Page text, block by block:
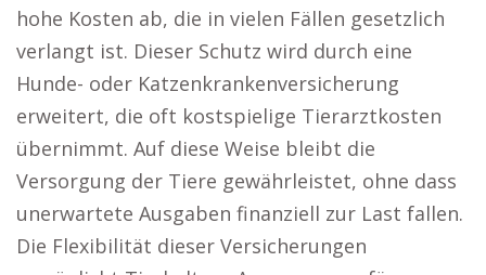
hohe Kosten ab, die in vielen Fällen gesetzlich
verlangt ist. Dieser Schutz wird durch eine
Hunde- oder Katzenkrankenversicherung
erweitert, die oft kostspielige Tierarztkosten
übernimmt. Auf diese Weise bleibt die
Versorgung der Tiere gewährleistet, ohne dass
unerwartete Ausgaben finanziell zur Last fallen.
Die Flexibilität dieser Versicherungen